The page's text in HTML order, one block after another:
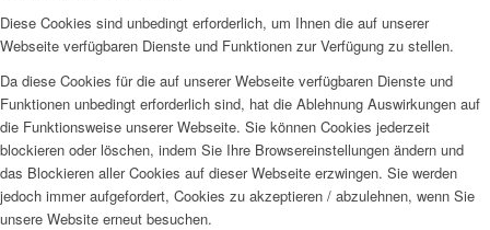
Diese Cookies sind unbedingt erforderlich, um Ihnen die auf unserer
Webseite verfügbaren Dienste und Funktionen zur Verfügung zu stellen.
Da diese Cookies für die auf unserer Webseite verfügbaren Dienste und
Funktionen unbedingt erforderlich sind, hat die Ablehnung Auswirkungen auf
die Funktionsweise unserer Webseite. Sie können Cookies jederzeit
blockieren oder löschen, indem Sie Ihre Browsereinstellungen ändern und
das Blockieren aller Cookies auf dieser Webseite erzwingen. Sie werden
jedoch immer aufgefordert, Cookies zu akzeptieren / abzulehnen, wenn Sie
unsere Website erneut besuchen.